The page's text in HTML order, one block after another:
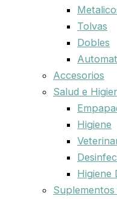
Tolvas
Dobles
Accesorios
Salud e
Higiene
Higiene